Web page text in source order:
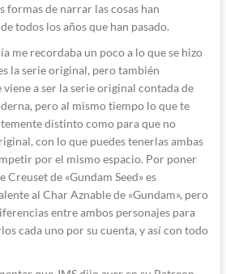
formas de narrar las cosas han
todos los años que han pasado.
me recordaba un poco a lo que se hizo
la serie original, pero también
viene a ser la serie original contada de
pero al mismo tiempo lo que te
distinto como para que no
con lo que puedes tenerlas ambas
por el mismo espacio. Por poner
Creuset de «Gundam Seed» es
al Char Aznable de «Gundam», pero
entre ambos personajes para
cada uno por su cuenta, y así con todo